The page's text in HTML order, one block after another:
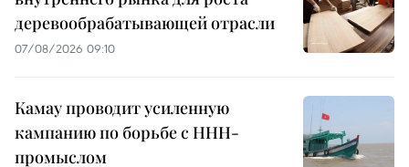
деревообрабатывающей отрасли
07/08/2026 09:10
Камау проводит усиленную
кампанию по борьбе с ННН-
промыслом